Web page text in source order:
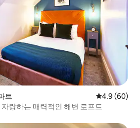
트 평점 4.9점(5
4.9 (60)
랑하는 매력적인 해변 로프트